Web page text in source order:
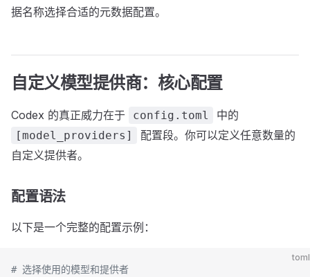
据名称选择合适的元数据配置。
自定义模型提供商：核心配置
Codex 的真正威力在于 config.toml 中的
[model_providers]
配置段。你可以定义任意数量的
自定义提供者。
配置语法
以下是一个完整的配置示例：
toml
# 选择使用的模型和提供者